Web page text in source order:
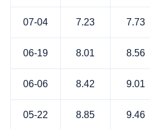
07-04 7.23 7.73
06-19 8.01 8.56
06-06 8.42 9.01
05-22 8.85 9.46